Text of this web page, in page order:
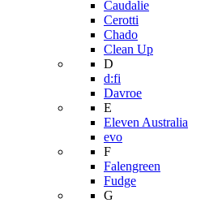
Caudalie
Cerotti
Chado
Clean Up
D
d:fi
Davroe
E
Eleven Australia
evo
F
Falengreen
Fudge
G